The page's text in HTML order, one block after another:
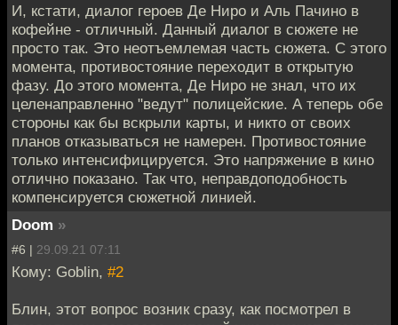
И, кстати, диалог героев Де Ниро и Аль Пачино в
кофейне - отличный. Данный диалог в сюжете не
просто так. Это неотъемлемая часть сюжета. С этого
момента, противостояние переходит в открытую
фазу. До этого момента, Де Ниро не знал, что их
целенаправленно "ведут" полицейские. А теперь обе
стороны как бы вскрыли карты, и никто от своих
планов отказываться не намерен. Противостояние
только интенсифицируется. Это напряжение в кино
отлично показано. Так что, неправдоподобность
компенсируется сюжетной линией.
Doom »
#6 | 29.09.21 07:11
Кому: Goblin, #2
Блин, этот вопрос возник сразу, как посмотрел в